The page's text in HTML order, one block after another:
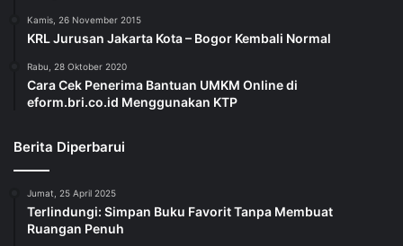
Kamis, 26 November 2015
KRL Jurusan Jakarta Kota – Bogor Kembali Normal
Rabu, 28 Oktober 2020
Cara Cek Penerima Bantuan UMKM Online di
eform.bri.co.id Menggunakan KTP
Berita Diperbarui
Jumat, 25 April 2025
Terlindungi: Simpan Buku Favorit Tanpa Membuat
Ruangan Penuh